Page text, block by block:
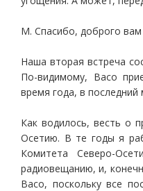
М. Спасибо, доброго вам
Наша вторая встреча
По-видимому, Васо
время года, в последний
Как водилось, весть о
Осетию. В те годы я
Комитета Северо-
радиовещанию, и,
Васо, поскольку все